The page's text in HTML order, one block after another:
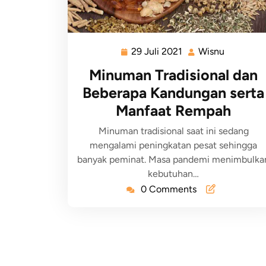
29 Juli 2021 Wisnu
Minuman Tradisional dan
Beberapa Kandungan serta
Manfaat Rempah
Minuman tradisional saat ini sedang
mengalami peningkatan pesat sehingga
banyak peminat. Masa pandemi
kebutuhan…
0 Comments